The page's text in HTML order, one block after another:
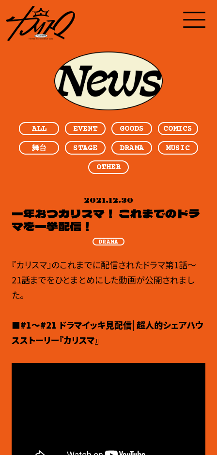
ALL EVENT GOODS COMICS
舞台 STAGE DRAMA MUSIC
OTHER
2021.12.30
DRAMA
一年おつカリスマ！ これまでのドラ
マを一挙配信！
『カリスマ』のこれまでに配信されたドラマ第1話～
21話までをひとまとめにした動画が公開されまし
た。
■#1～#21 ドラマイッキ見配信| 超人的シェアハウ
スストーリー『カリスマ』